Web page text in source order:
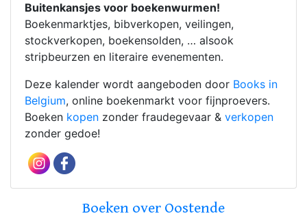
Buitenkansjes voor boekenwurmen!
Boekenmarktjes, bibverkopen, veilingen,
stockverkopen, boekensolden, … alsook
stripbeurzen en literaire evenementen.
Deze kalender wordt aangeboden door Books in
Belgium, online boekenmarkt voor fijnproevers.
Boeken kopen zonder fraudegevaar & verkopen
zonder gedoe!
Boeken over Oostende